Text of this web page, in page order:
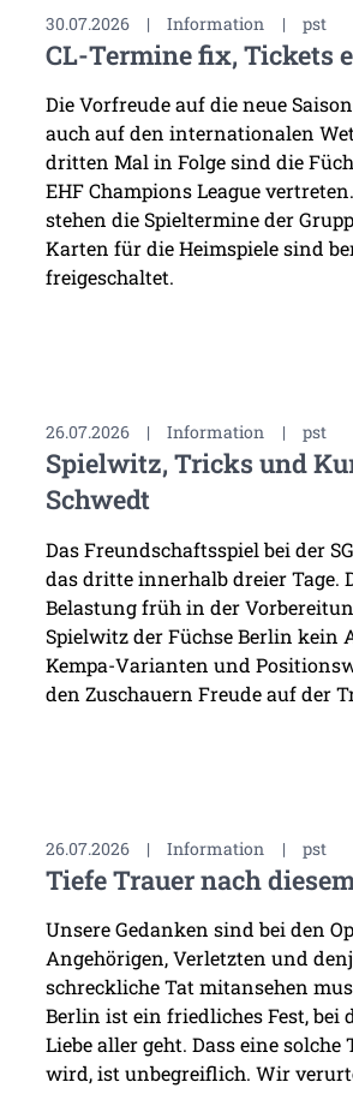
30.07.2026 | Information | pst
CL-Termine fix, Tickets
Die Vorfreude auf die neue
auch auf den internationalen
dritten Mal in Folge sind die
EHF Champions League
stehen die Spieltermine der
Karten für die Heimspiele sind
freigeschaltet.
26.07.2026 | Information | pst
Spielwitz, Tricks und
Schwedt
Das Freundschaftsspiel bei der
das dritte innerhalb dreier Tage.
Belastung früh in der
Spielwitz der Füchse Berlin kein
Kempa-Varianten und
den Zuschauern Freude auf der
26.07.2026 | Information | pst
Tiefe Trauer nach
Unsere Gedanken sind bei den
Angehörigen, Verletzten und
schreckliche Tat mitansehen
Berlin ist ein friedliches Fest, bei
Liebe aller geht. Dass eine solche
wird, ist unbegreiflich. Wir